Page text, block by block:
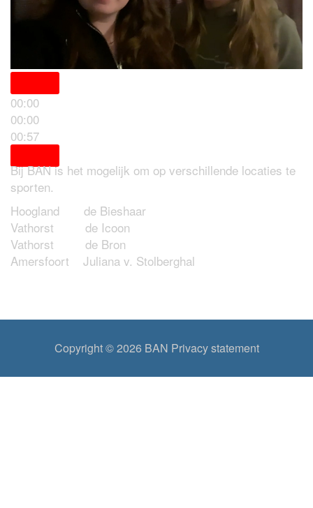
00:00
00:00
00:57
Bij BAN is het mogelijk om op verschillende locaties te
sporten.
Hoogland de Bieshaar
Vathorst de Icoon
Vathorst de Bron
Amersfoort Juliana v. Stolberghal
Copyright © 2026 BAN Privacy statement